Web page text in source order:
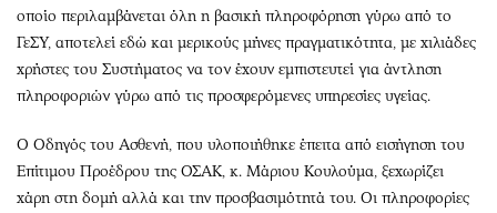
οποίο περιλαμβάνεται όλη η βασική πληροφόρηση γύρω από το
ΓεΣΥ, αποτελεί εδώ και μερικούς μήνες πραγματικότητα, με χιλιάδες
χρήστες του Συστήματος να τον έχουν εμπιστευτεί για άντληση
πληροφοριών γύρω από τις προσφερόμενες υπηρεσίες υγείας.
Ο Οδηγός του Ασθενή, που υλοποιήθηκε έπειτα από εισήγηση του
Επίτιμου Προέδρου της ΟΣΑΚ, κ. Μάριου Κουλούμα, ξεχωρίζει
χάρη στη δομή αλλά και την προσβασιμότητά του. Οι πληροφορίες